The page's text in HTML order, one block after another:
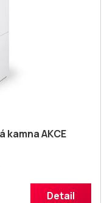
kamna AKCE
Detail